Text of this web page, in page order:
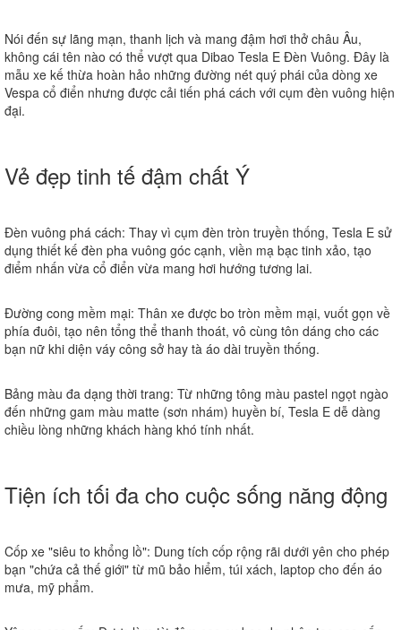
Nói đến sự lãng mạn, thanh lịch và mang đậm hơi thở châu Âu,
không cái tên nào có thể vượt qua Dibao Tesla E Đèn Vuông. Đây là
mẫu xe kế thừa hoàn hảo những đường nét quý phái của dòng xe
Vespa cổ điển nhưng được cải tiến phá cách với cụm đèn vuông hiện
đại.
Vẻ đẹp tinh tế đậm chất Ý
Đèn vuông phá cách: Thay vì cụm đèn tròn truyền thống, Tesla E sử
dụng thiết kế đèn pha vuông góc cạnh, viền mạ bạc tinh xảo, tạo
điểm nhấn vừa cổ điển vừa mang hơi hướng tương lai.
Đường cong mềm mại: Thân xe được bo tròn mềm mại, vuốt gọn về
phía đuôi, tạo nên tổng thể thanh thoát, vô cùng tôn dáng cho các
bạn nữ khi diện váy công sở hay tà áo dài truyền thống.
Bảng màu đa dạng thời trang: Từ những tông màu pastel ngọt ngào
đến những gam màu matte (sơn nhám) huyền bí, Tesla E dễ dàng
chiều lòng những khách hàng khó tính nhất.
Tiện ích tối đa cho cuộc sống năng động
Cốp xe "siêu to khổng lồ": Dung tích cốp rộng rãi dưới yên cho phép
bạn "chứa cả thế giới" từ mũ bảo hiểm, túi xách, laptop cho đến áo
mưa, mỹ phẩm.